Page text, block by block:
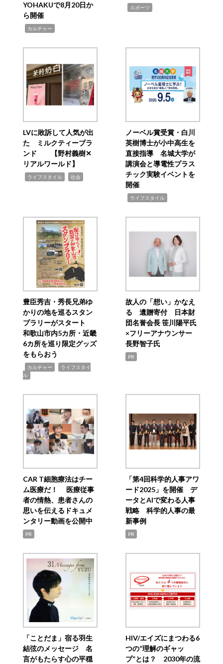
YOHAKUで8月20日か
ら開催
カルチャー
スポーツ
LVに敗訴して人気が出
た ミルクティーブラ
ンド 【野村義樹✕
リアルワールド】
ライフスタイル 社会
ノーベル賞受賞・白川
英樹博士が小中高生を
直接指導 名城大学が
講演会と導電性プラス
チック実験イベントを
開催
ライフスタイル
豊臣秀吉・秀長兄弟ゆ
かりの地を巡るスタン
プラリーがスタート
和歌山市内5カ所・近畿
6カ所を巡り限定グッズ
をもらおう
カルチャー
ライフスタイ
ル
故人の「想い」かなえ
る 遺贈寄付 日本財
団名誉会長 笹川陽平氏
×フリーアナウンサー
長野智子氏
PR
CAR T細胞療法はチー
ム医療だ！ 医療従事
者の情熱、患者さんの
思いを伝えるドキュメ
ンタリー動画を公開中
PR
「第4回科学的人事アワ
ード2025」を開催 デ
ータとAIで変わる人事
戦略 科学的人事の最
新事例
PR
「ことだま」宿る羽生
結弦のメッセージ 名
言がもたらす心の平穏
HIV/エイズにまつわる6
つの“理解のギャッ
プ”とは？ 2030年の流